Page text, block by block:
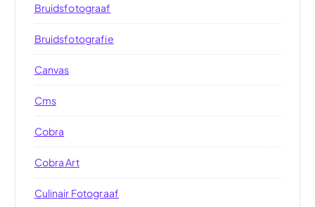
Bruidsfotograaf
Bruidsfotografie
Canvas
Cms
Cobra
Cobra Art
Culinair Fotograaf